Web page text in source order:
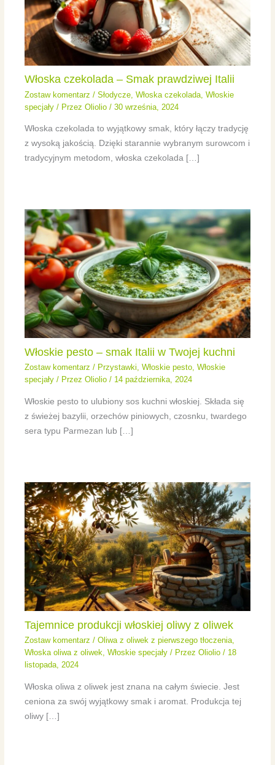
Włoska czekolada – Smak prawdziwej Italii
Zostaw komentarz /Słodycze ,Włoska czekolada ,Włoskie
specjały / Przez Oliolio/30 września, 2024
Włoska czekolada to wyjątkowy smak, który łączy tradycję
z wysoką jakością. Dzięki starannie wybranym surowcom i
tradycyjnym metodom, włoska czekolada […]
Włoskie pesto – smak Italii w Twojej kuchni
Zostaw komentarz / Przystawki,Włoskie pesto,Włoskie
specjały / Przez Oliolio/ 14 października, 2024
Włoskie pesto to ulubiony sos kuchni włoskiej. Składa się
z świeżej bazylii, orzechów piniowych, czosnku, twardego
sera typu Parmezan lub […]
Tajemnice produkcji włoskiej oliwy z oliwek
Zostaw komentarz /Oliwa z oliwek z pierwszego tłoczenia,
Włoska oliwa z oliwek,Włoskie specjały / Przez Oliolio/ 18
listopada, 2024
Włoska oliwa z oliwek jest znana na całym świecie. Jest
ceniona za swój wyjątkowy smak i aromat. Produkcja tej
oliwy […]